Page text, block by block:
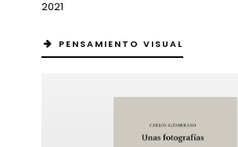
2021
PENSAMIENTO VISUAL